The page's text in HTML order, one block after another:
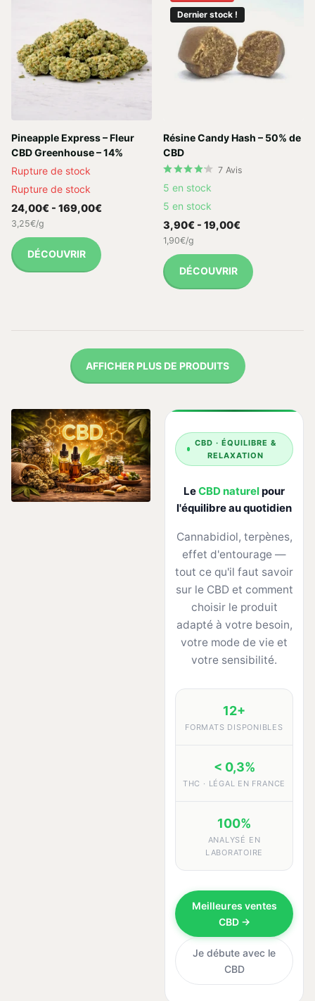
Pineapple Express – Fleur
CBD Greenhouse – 14%
Rupture de stock
Rupture de stock
24,00€ - 169,00€
3,25€/g
DÉCOUVRIR
Dernier stock !
Résine Candy Hash – 50% de
CBD
7 Avis
5 en stock
5 en stock
3,90€ - 19,00€
1,90€/g
DÉCOUVRIR
AFFICHER PLUS DE PRODUITS
CBD · ÉQUILIBRE &
RELAXATION
LeCBD naturelpour
l'équilibre au quotidien
Cannabidiol, terpènes,
effet d'entourage —
tout ce qu'il faut savoir
sur le CBD et comment
choisir le produit
adapté à votre besoin,
votre mode de vie et
votre sensibilité.
12+
FORMATS DISPONIBLES
< 0,3%
THC · LÉGAL EN FRANCE
100%
ANALYSÉ EN
LABORATOIRE
Meilleures ventes
CBD →
Je débute avec le
CBD